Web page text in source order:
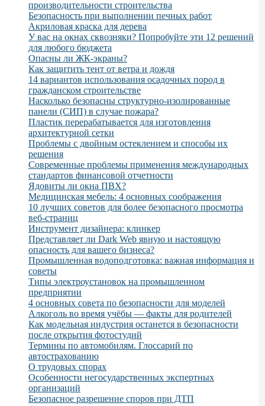
производительности строительства
Безопасность при выполнении печных работ
Акриловая краска для дерева
У вас на окнах сквозняки? Попробуйте эти 12 решений
для любого бюджета
Опасны ли ЖК-экраны?
Как защитить тент от ветра и дождя
14 вариантов использования осадочных пород в
гражданском строительстве
Насколько безопасны структурно-изолированные
панели (СИП) в случае пожара?
Пластик перерабатывается для изготовления
архитектурной сетки
Проблемы с двойным остеклением и способы их
решения
Современные проблемы применения международных
стандартов финансовой отчетности
Ядовиты ли окна ПВХ?
Медицинская мебель: 4 основных соображения
10 лучших советов для более безопасного просмотра
веб-страниц
Инструмент дизайнера: клинкер
Представляет ли Dark Web явную и настоящую
опасность для вашего бизнеса?
Промышленная водоподготовка: важная информация и
советы
Типы электроустановок на промышленном
предприятии
4 основных совета по безопасности для моделей
Алкоголь во время учёбы — факты для родителей
Как модельная индустрия останется в безопасности
после открытия фотостудий
Термины по автомобилям. Глоссарий по
автострахованию
О трудовых спорах
Особенности негосударственных экспертных
организаций
Безопасное разрешение споров при ДТП